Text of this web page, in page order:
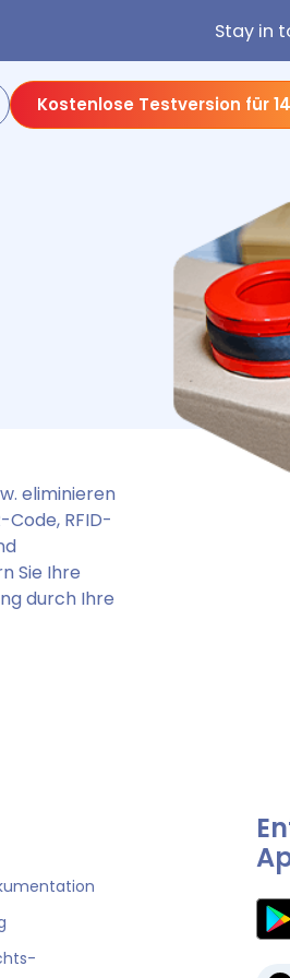
Stay in
Kostenlose Testversion für
eliminieren
RFID-
Sie Ihre
durch Ihre